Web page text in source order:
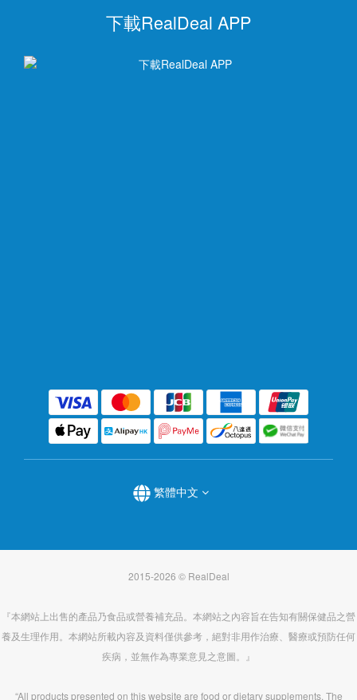
下載RealDeal APP
繁體中文
2015-2026 © RealDeal
『本網站上出售的產品乃食品或營養補充品。本網站之內容旨在告知有關保健品之營
養及生理作用。本網站所載內容及資料僅供參考，絕對非用作治療、醫療或預防任何
疾病，並無作為專業意見之意圖。』
“All products presented on this website are food or dietary supplements. The